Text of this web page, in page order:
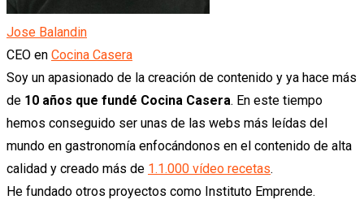
Jose Balandin
CEO en Cocina Casera
Soy un apasionado de la creación de contenido y ya hace más
de 10 años que fundé Cocina Casera. En este tiempo
hemos conseguido ser unas de las webs más leídas del
mundo en gastronomía enfocándonos en el contenido de alta
calidad y creado más de 1.1.000 vídeo recetas.
He fundado otros proyectos como Instituto Emprende.